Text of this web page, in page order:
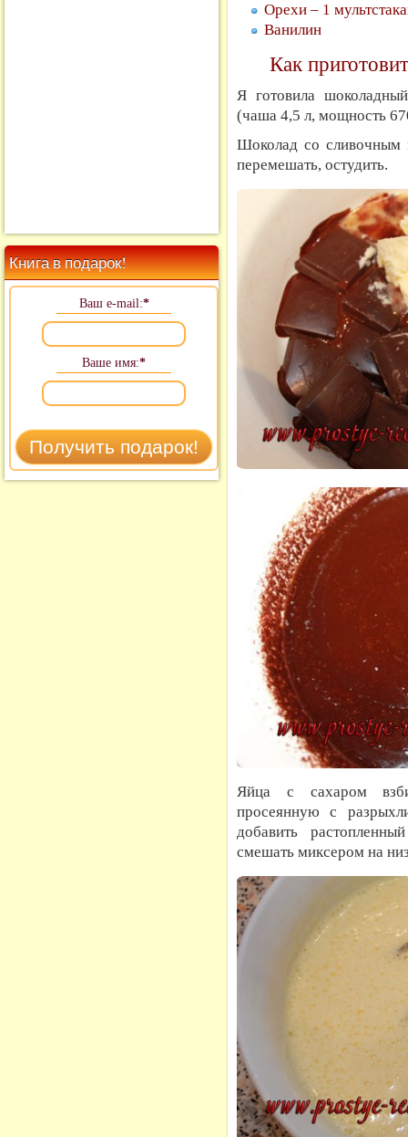
Книга в подарок!
Ваш e-mail:*
Ваше имя:*
Орехи – 1
Ванилин
Как
Я готовила
(чаша 4,5 л, мощность
Шоколад со сливочным
перемешать, остудить.
Яйца с сахаром
просеянную с
добавить
смешать миксером на